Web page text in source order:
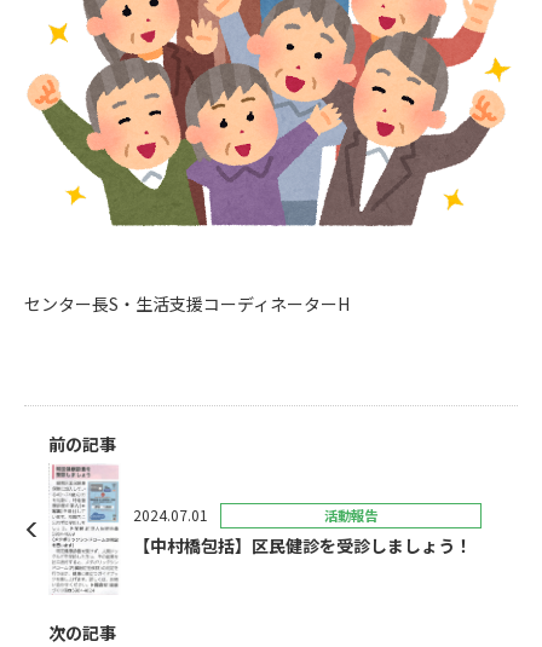
センター長S・生活支援コーディネーターH
前の記事
2024.07.01 活動報告
【中村橋包括】区民健診を受診しましょう！
次の記事